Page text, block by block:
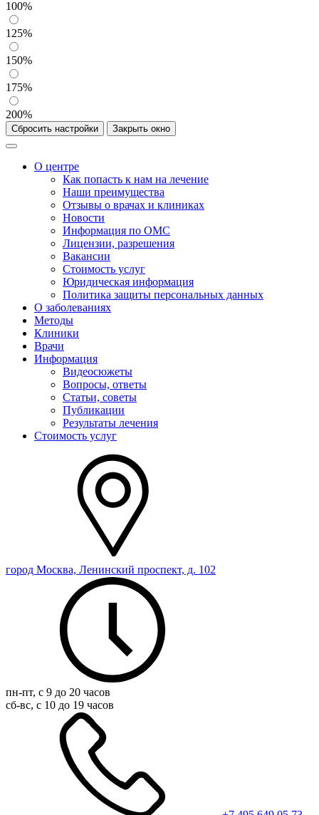
100%
125%
150%
175%
200%
Сбросить настройки Закрыть окно
О центре
Как попасть к нам на лечение
Наши преимущества
Отзывы о врачах и клиниках
Новости
Информация по ОМС
Лицензии, разрешения
Вакансии
Стоимость услуг
Юридическая информация
Политика защиты персональных данных
О заболеваниях
Методы
Клиники
Врачи
Информация
Видеосюжеты
Вопросы, ответы
Статьи, советы
Публикации
Результаты лечения
Стоимость услуг
город Москва, Ленинский проспект, д. 102
пн-пт, с 9 до 20 часов
сб-вс, с 10 до 19 часов